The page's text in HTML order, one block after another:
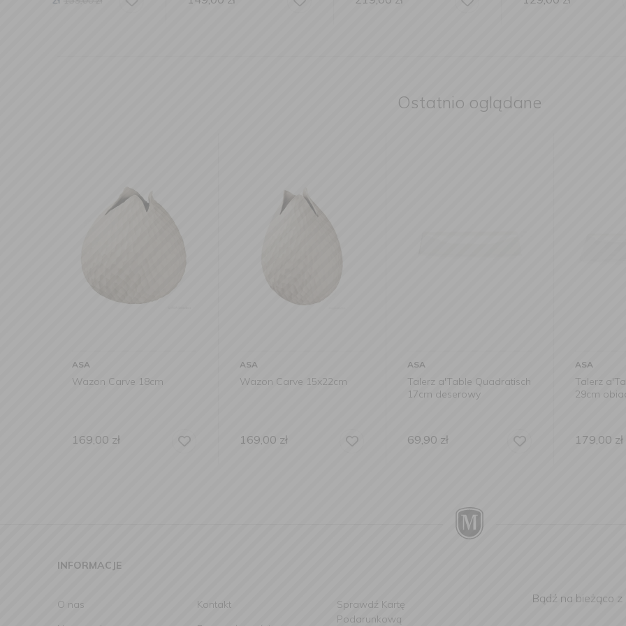
Ostatnio oglądane
ASA
Wazon Carve 18cm
169,00 zł
ASA
Wazon Carve 15x22cm
169,00 zł
ASA
Talerz a'Table Quadratisch
17cm deserowy
69,90 zł
ASA
Talerz
29cm
179,00 zł
Bądź na bieżąco
INFORMACJE
O nas
Kontakt
Sprawdź Kartę
Podarunkową